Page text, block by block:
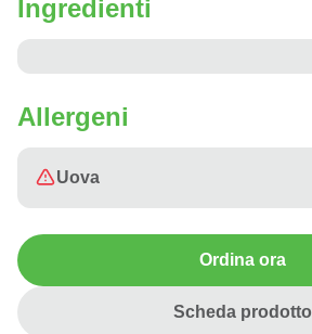
Ingredienti
Allergeni
Uova
Ordina ora
Scheda prodotto